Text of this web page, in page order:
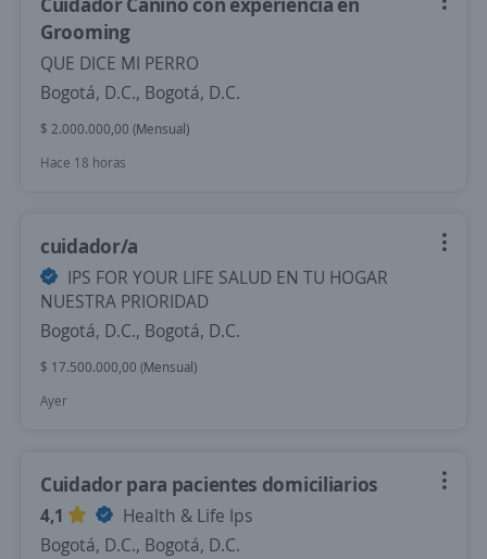
Grooming
QUE DICE MI PERRO
Bogotá, D.C., Bogotá, D.C.
$ 2.000.000,00 (Mensual)
Hace 18 horas
cuidador/a
IPS FOR YOUR LIFE SALUD EN TU HOGAR
NUESTRA PRIORIDAD
Bogotá, D.C., Bogotá, D.C.
$ 17.500.000,00 (Mensual)
Ayer
Cuidador para pacientes domiciliarios
4,1
Health & Life Ips
Bogotá, D.C., Bogotá, D.C.